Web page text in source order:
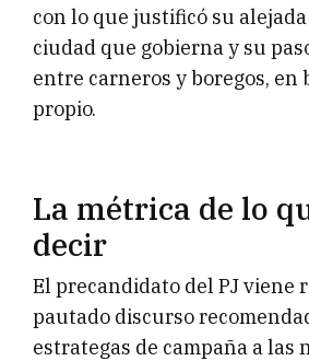
con lo que justificó su
ciudad que gobierna y su
entre carneros y boregos, en
propio.
La métrica de lo
decir
El precandidato del PJ viene
pautado discurso
estrategas de campaña a las